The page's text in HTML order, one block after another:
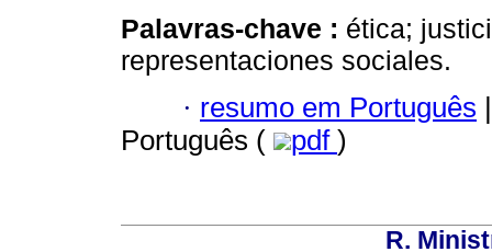
Palavras-chave : ética;
representaciones sociales.
· resumo em Português |
Português (
pdf )
R.